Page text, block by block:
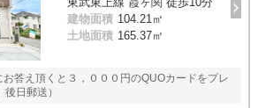
建物面積 104.21㎡
土地面積 165.37㎡
答え頂くと３，０００円のQUOカードをプレ
日郵送）